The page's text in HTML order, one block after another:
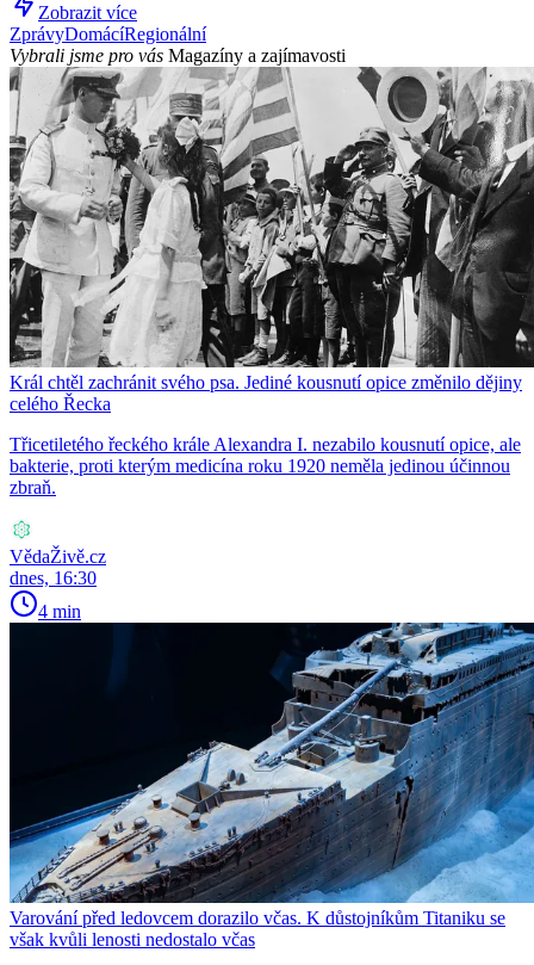
Zobrazit více
ZprávyDomácíRegionální
Vybrali jsme pro vás Magazíny a zajímavosti
Král chtěl zachránit svého psa. Jediné kousnutí opice změnilo dějiny
celého Řecka
Třicetiletého řeckého krále Alexandra I. nezabilo kousnutí opice, ale
bakterie, proti kterým medicína roku 1920 neměla jedinou účinnou
zbraň.
VědaŽivě.cz
dnes, 16:30
4 min
Varování před ledovcem dorazilo včas. K důstojníkům Titaniku se
však kvůli lenosti nedostalo včas